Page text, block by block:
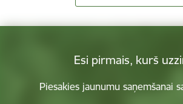
Esi pirmais, kurš
Piesakies jaunumu saņemšanai